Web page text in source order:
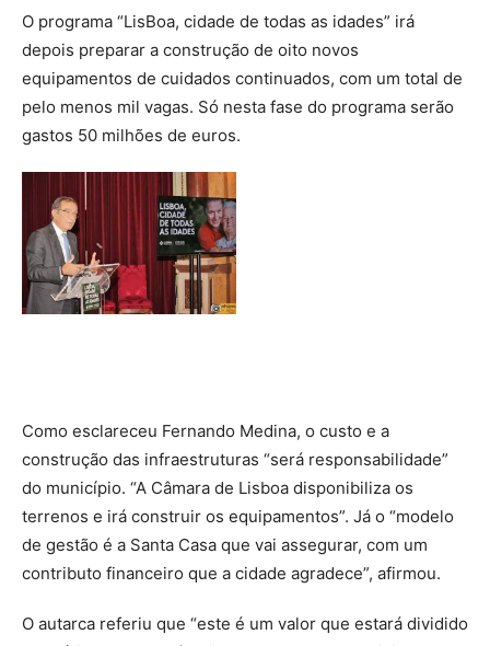
O programa “LisBoa, cidade de todas as idades” irá
depois preparar a construção de oito novos
equipamentos de cuidados continuados, com um total de
pelo menos mil vagas. Só nesta fase do programa serão
gastos 50 milhões de euros.
Como esclareceu Fernando Medina, o custo e a
construção das infraestruturas “será responsabilidade”
do município. “A Câmara de Lisboa disponibiliza os
terrenos e irá construir os equipamentos”. Já o “modelo
de gestão é a Santa Casa que vai assegurar, com um
contributo financeiro que a cidade agradece”, afirmou.
O autarca referiu que “este é um valor que estará dividido